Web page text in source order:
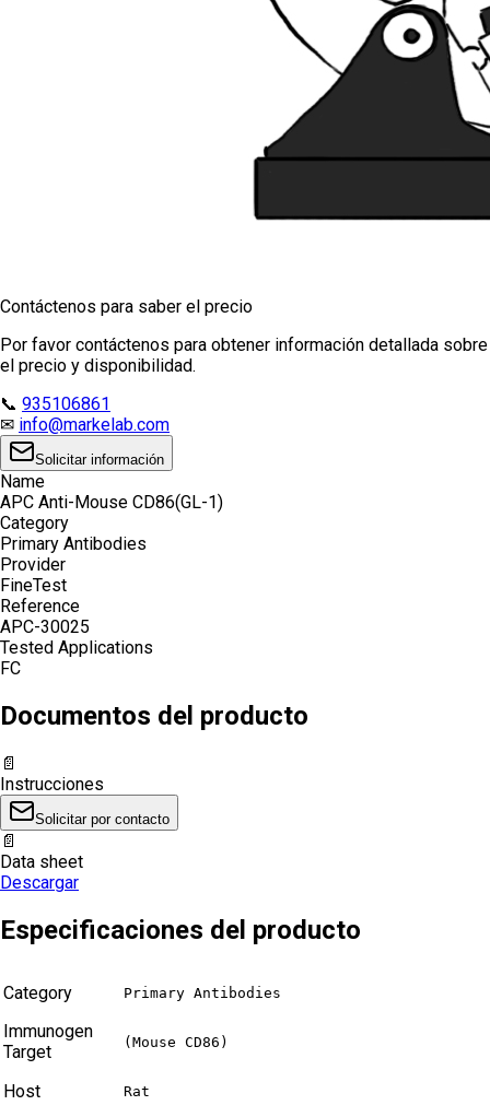
Contáctenos para saber el precio
Por favor contáctenos para obtener información detallada sobre
el precio y disponibilidad.
📞 935106861
✉ info@markelab.com
Solicitar información
Name
APC Anti-Mouse CD86(GL-1)
Category
Primary Antibodies
Provider
FineTest
Reference
APC-30025
Tested Applications
FC
Documentos del producto
📄
Instrucciones
Solicitar por contacto
📄
Data sheet
Descargar
Especificaciones del producto
Category Primary Antibodies
Immunogen
Target
(Mouse CD86)
Host Rat